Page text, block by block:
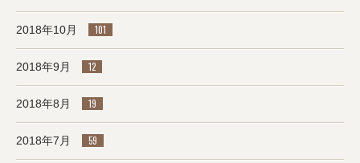
2018年10月 101
2018年9月 12
2018年8月 19
2018年7月 59